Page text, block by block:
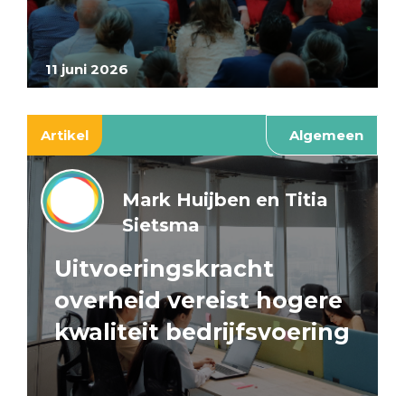
11 juni 2026
Artikel Algemeen
Mark Huijben en Titia
Sietsma
Uitvoeringskracht
overheid vereist hogere
kwaliteit bedrijfsvoering